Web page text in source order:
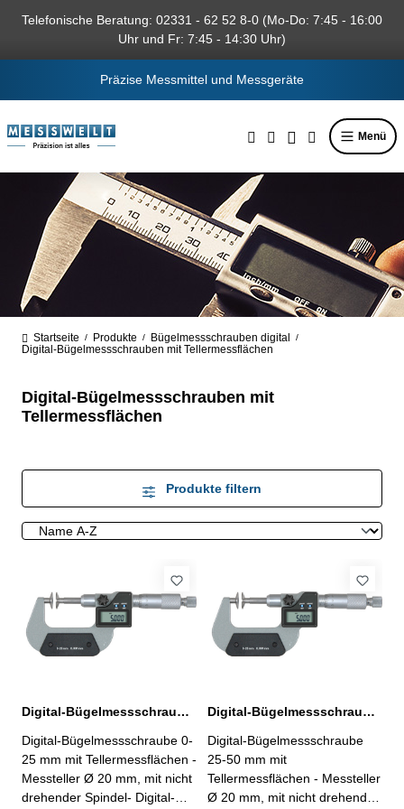
springen
Telefonische Beratung: 02331 - 62 52 8-0 (Mo-Do: 7:45 - 16:00
Uhr und Fr: 7:45 - 14:30 Uhr)
Präzise Messmittel und Messgeräte
Menü
Startseite / Produkte / Bügelmessschrauben digital /
Digital-Bügelmessschrauben mit Tellermessflächen
Digital-Bügelmessschrauben mit
Tellermessflächen
Produkte filtern
Digital-Bügelmessschraube 0-25 mm mit Tellermessflächen Ø 20 mm
Digital-Bügelmessschraube 0-
25 mm mit Tellermessflächen -
Messteller Ø 20 mm, mit nicht
drehender Spindel- Digital-
Digital-Bügelmessschraube 25-50 mm mit Tellermessflächen Ø 20 mm
Digital-Bügelmessschraube
25-50 mm mit
Tellermessflächen - Messteller
Ø 20 mm, mit nicht drehender